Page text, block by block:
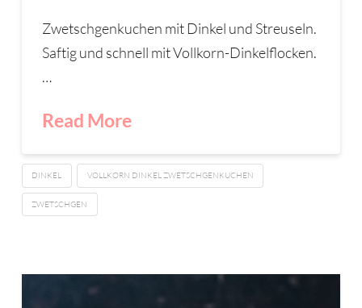
Zwetschgenkuchen mit Dinkel und Streuseln.
Saftig und schnell mit Vollkorn-Dinkelflocken.
…
Read More
DINKEL VOLLKORN DINKEL ZWETSCHGENKUCHEN
ZWETSCHGEN